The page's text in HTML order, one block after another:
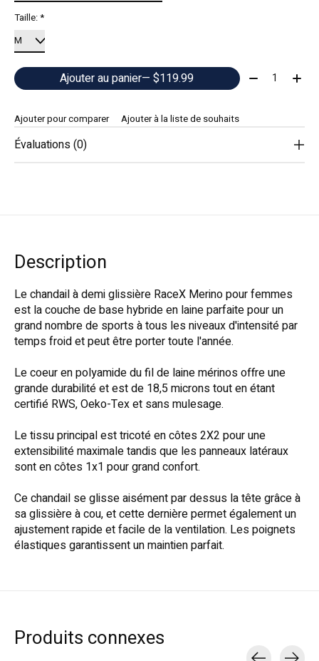
Taille:*
Ajouter au panier — $119.99 Quantité:
Ajouter pour comparer Ajouter à la liste de souhaits
Évaluations (0)
Description
Le chandail à demi glissière RaceX Merino pour femmes
est la couche de base hybride en laine parfaite pour un
grand nombre de sports à tous les niveaux d'intensité par
temps froid et peut être porter toute l'année.
Le coeur en polyamide du fil de laine mérinos offre une
grande durabilité et est de 18,5 microns tout en étant
certifié RWS, Oeko-Tex et sans mulesage.
Le tissu principal est tricoté en côtes 2X2 pour une
extensibilité maximale tandis que les panneaux latéraux
sont en côtes 1x1 pour grand confort.
Ce chandail se glisse aisément par dessus la tête grâce à
sa glissière à cou, et cette dernière permet également un
ajustement rapide et facile de la ventilation. Les poignets
élastiques garantissent un maintien parfait.
Produits connexes